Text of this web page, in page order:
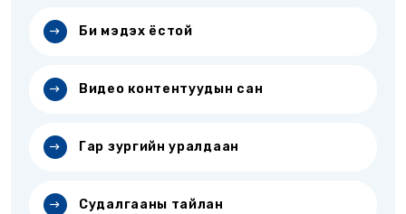
Би мэдэх ёстой
Видео контентуудын сан
Гар зургийн уралдаан
Судалгааны тайлан